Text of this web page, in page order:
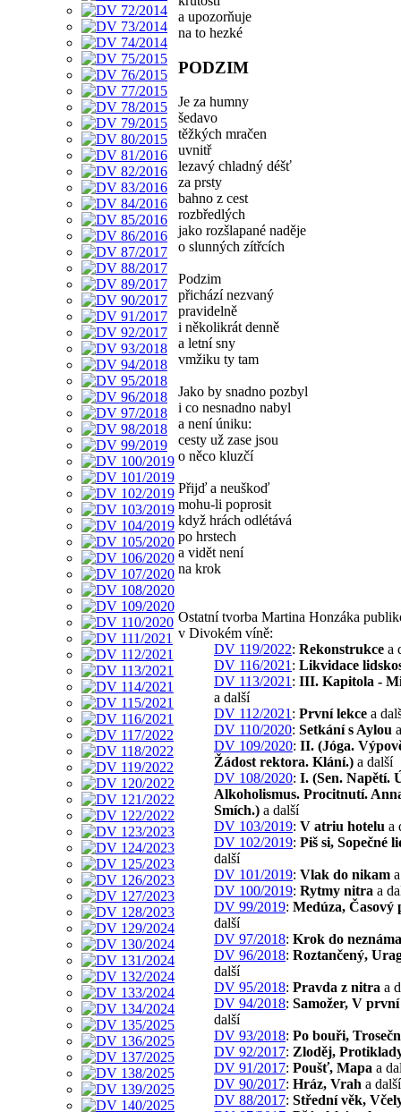
a upozorňuje
na to hezké
PODZIM
Je za humny
šedavo
těžkých mračen
uvnitř
lezavý chladný déšť
za prsty
bahno z cest
rozbředlých
jako rozšlapané naděje
o slunných zítřcích
Podzim
přichází nezvaný
pravidelně
i několikrát denně
a letní sny
vmžiku ty tam
Jako by snadno pozbyl
i co nesnadno nabyl
a není úniku:
cesty už zase jsou
o něco kluzčí
Přijď a neuškoď
mohu-li poprosit
když hrách odlétává
po hrstech
a vidět není
na krok
Ostatní tvorba Martina Honzáka
v Divokém víně:
DV 119/2022: Rekonstrukce a
DV 116/2021 : Likvidace
DV 113/2021 : III. Kapitola -
a další
DV 112/2021 : První lekce a
DV 110/2020: Setkání s Aylou
DV 109/2020: II. (Jóga.
Žádost rektora. Klání.) a další
DV 108/2020: I. (Sen. Napětí.
Alkoholismus. Procitnutí.
Smích.) a další
DV 103/2019: V atriu hotelu a
DV 102/2019: Piš si, Sopečné
další
DV 101/2019: Vlak do nikam
DV 100/2019: Rytmy nitra a
DV 99/2019: Medúza, Časový
další
DV 97/2018: Krok do neznáma
DV 96/2018: Roztančený,
další
DV 95/2018: Pravda z nitra a
DV 94/2018: Samožer, V
další
DV 93/2018: Po bouři,
DV 92/2017: Zloděj,
DV 91/2017: Poušť, Mapa a
DV 90/2017: Hráz, Vrah a další
DV 88/2017: Střední věk,